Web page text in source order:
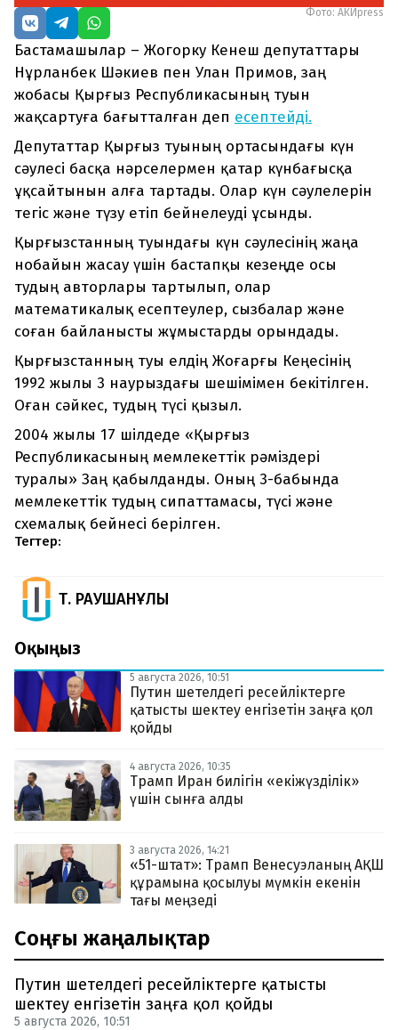
Фото: АКИpress
Бастамашылар – Жогорку Кенеш депутаттары
Нұрланбек Шәкиев пен Улан Примов, заң
жобасы Қырғыз Республикасының туын
жақсартуға бағытталған деп есептейді.
Депутаттар Қырғыз туының ортасындағы күн
сәулесі басқа нәрселермен қатар күнбағысқа
ұқсайтынын алға тартады. Олар күн сәулелерін
тегіс және түзу етіп бейнелеуді ұсынды.
Қырғызстанның туындағы күн сәулесінің жаңа
нобайын жасау үшін бастапқы кезеңде осы
тудың авторлары тартылып, олар
математикалық есептеулер, сызбалар және
соған байланысты жұмыстарды орындады.
Қырғызстанның туы елдің Жоғарғы Кеңесінің
1992 жылы 3 наурыздағы шешімімен бекітілген.
Оған сәйкес, тудың түсі қызыл.
2004 жылы 17 шілдеде «Қырғыз
Республикасының мемлекеттік рәміздері
туралы» Заң қабылданды. Оның 3-бабында
мемлекеттік тудың сипаттамасы, түсі және
схемалық бейнесі берілген.
Тегтер:
Т. РАУШАНҰЛЫ
Оқыңыз
5 августа 2026, 10:51
Путин шетелдегі ресейліктерге
қатысты шектеу енгізетін заңға қол
қойды
4 августа 2026, 10:35
Трамп Иран билігін «екіжүзділік»
үшін сынға алды
3 августа 2026, 14:21
«51-штат»: Трамп Венесуэланың АҚШ
құрамына қосылуы мүмкін екенін
тағы меңзеді
Соңғы жаңалықтар
Путин шетелдегі ресейліктерге қатысты
шектеу енгізетін заңға қол қойды
5 августа 2026, 10:51